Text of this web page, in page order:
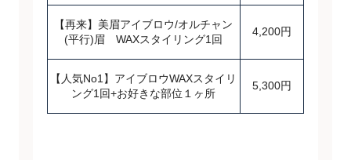
【再来】美眉アイブロウ/オルチャン
(平行)眉 WAXスタイリング1回
4,200円
【人気No1】アイブロウWAXスタイリ
ング1回+お好きな部位１ヶ所
5,300円